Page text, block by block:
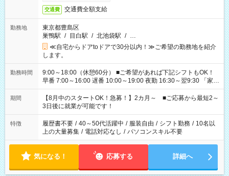
交通費 交通費全額支給
勤務地
東京都豊島区
巣鴨駅 / 目白駅 / 北池袋駅 / …
≪自宅からドアtoドアで30分以内！≫ご希望の勤務地を紹介
します。
勤務時間
9:00～18:00（休憩60分） ■ご希望があれば下記シフトもOK！
早番 7:00～16:00 遅番 10:00～19:00 夜勤 16:30～翌9:30 「家族
と休みを合わせたい」 「余裕を持って夕飯の準備がしたい」
「できれば残業はしたくない」 など、ご希望を教えてください
ね。 ※Wワーク希望の方へ 今ご覧のお仕事で希望する勤務時間
と、もう1つのお仕事の勤務時間。 合計で週40時間を超える場
合は応募できません。
期間
【8月中のスタートOK！急募！】2カ月～ ■ご応募から最短2～
3日後に就業が可能です！
特徴 履歴書不要 / 40～50代活躍中 / 服装自由 / シフト勤務 / 10名以
上の大量募集 / 電話対応なし / パソコンスキル不要
気になる！ 応募する 詳細へ